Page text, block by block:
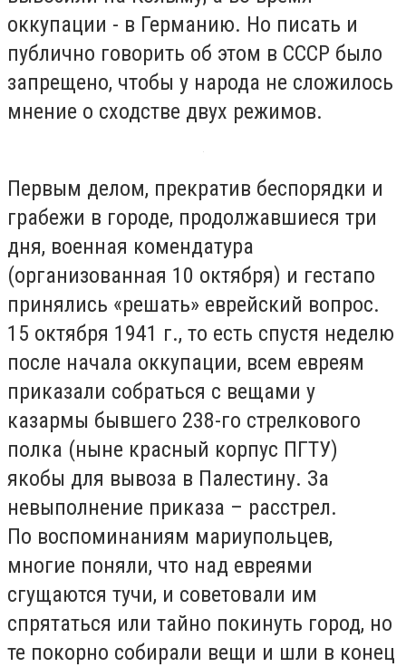
оккупации - в Германию. Но писать и
публично говорить об этом в СССР было
запрещено, чтобы у народа не сложилось
мнение о сходстве двух режимов.
Первым делом, прекратив беспорядки и
грабежи в городе, продолжавшиеся три
дня, военная комендатура
(организованная 10 октября) и гестапо
принялись «решать» еврейский вопрос.
15 октября 1941 г., то есть спустя неделю
после начала оккупации, всем евреям
приказали собраться с вещами у
казармы бывшего 238-го стрелкового
полка (ныне красный корпус ПГТУ)
якобы для вывоза в Палестину. За
невыполнение приказа – расстрел.
По воспоминаниям мариупольцев,
многие поняли, что над евреями
сгущаются тучи, и советовали им
спрятаться или тайно покинуть город, но
те покорно собирали вещи и шли в конец